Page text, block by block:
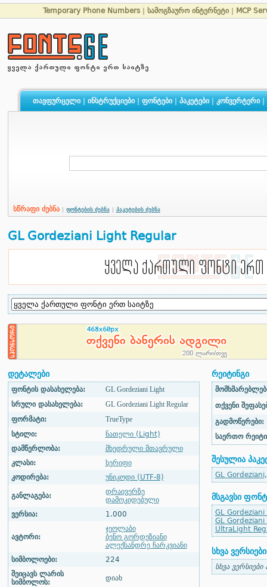
Temporary Phone Numbers სამოგზაურო ინტერნეტი MCP
თავფურცელი| ინსტრუქციები| ფონტები| პაკეტები| კონვერტერი|
სწრაფი ძებნა ფონტების ძებნა პაკეტების ძებნა
GL Gordeziani Light Regular
დეტალები
ფონტის დასახელება:
GL Gordeziani Light
სრული დასახელება:
GL Gordeziani Light Regular
ფორმატი:
TrueType
სტილი:
ნათელი (Light)
დამწერლობა:
მხედრული მთავრული
კლასი:
სერიფი
კოდირება:
უნიკოდი (UTF-8)
განლაგება:
დრაივერზე
დამოკიდებული
ვერსია:
1.000
ავტორი:
ჯეოლაბი
ბენო გორდეზიანი
ალექსანდრე ჩარკვიანი
სიმბოლოები:
224
შეიცავს ლარის
სიმბოლოს:
დიახ
რეიტინგი
თქვენი
გადმოწერები:
საერთო
შესულია
GL Gordeziani
მსგავსი
GL Gordeziani
GL
UltraLight
სხვა ვერსიები
სხვა